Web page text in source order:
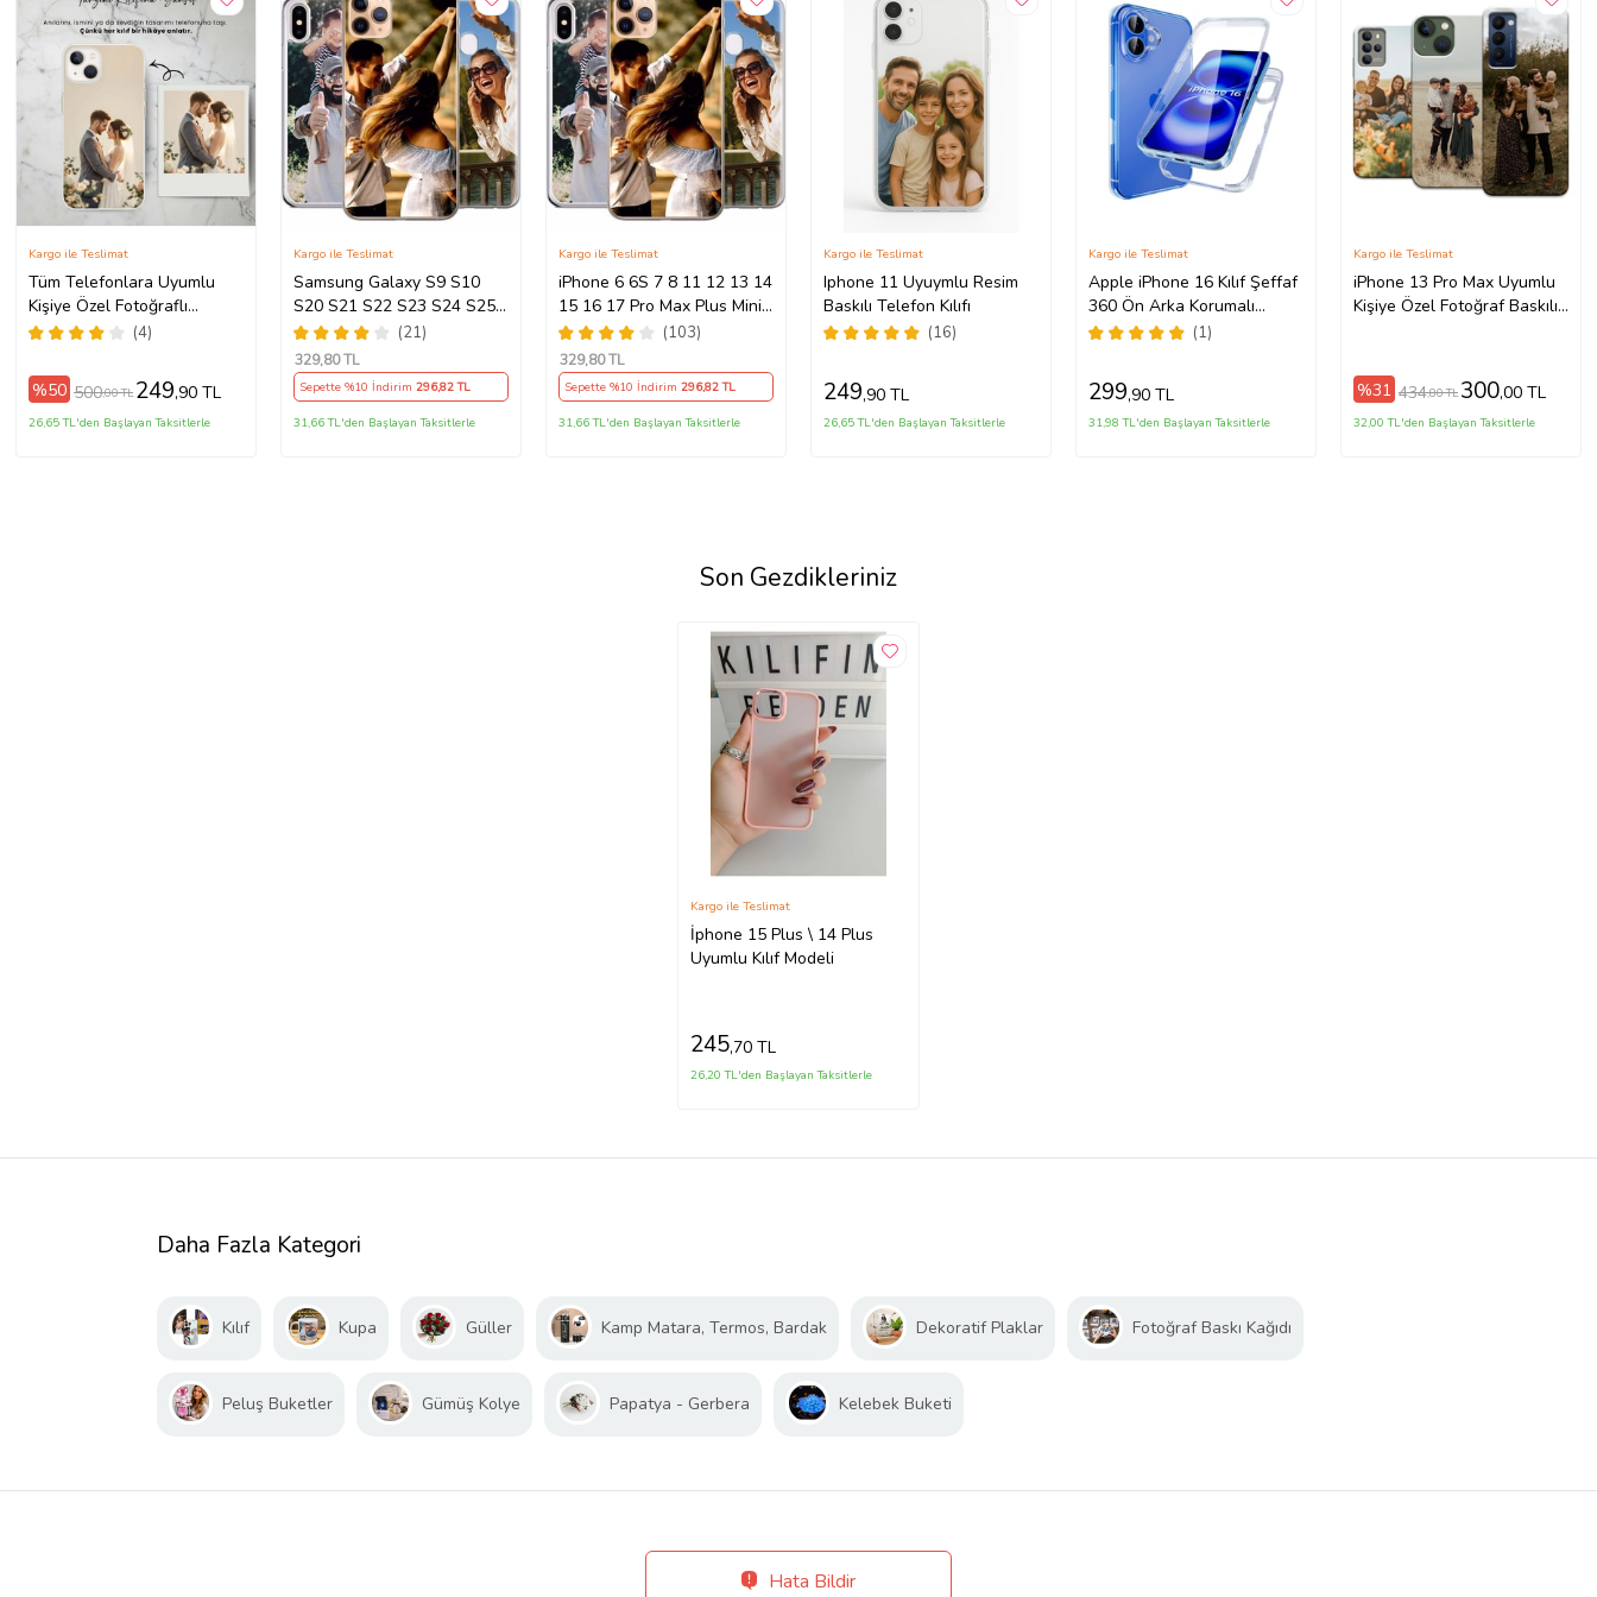
Tüm Telefonlara Uyumlu
Kişiye Özel Fotoğraflı
Telefon Kılıfı Modeller
(4)
Kargo ile Teslimat
%50 500,00 TL 249,90 TL
26,65 TL'den Başlayan Taksitlerle
Samsung Galaxy S9 S10
S20 S21 S22 S23 S24 S25
S26 FE Plus Ultra Kılıf Kişiye
Özel Resimli Fotoğraflı
Silikon
(21)
Kargo ile Teslimat
329,80 TL
Sepette %10 İndirim 296,82 TL
31,66 TL'den Başlayan Taksitlerle
iPhone 6 6S 7 8 11 12 13 14
15 16 17 Pro Max Plus Mini
Kılıf Kişiye Özel Resimli
Fotoğraflı Silikon
(103)
Kargo ile Teslimat
329,80 TL
Sepette %10 İndirim 296,82 TL
31,66 TL'den Başlayan Taksitlerle
Iphone 11 Uyuymlu Resim
Baskılı Telefon Kılıfı
(16)
Kargo ile Teslimat
249,90 TL
26,65 TL'den Başlayan Taksitlerle
Apple iPhone 16 Kılıf Şeffaf
360 Ön Arka Korumalı
Silikon
(1)
Kargo ile Teslimat
299,90 TL
31,98 TL'den Başlayan Taksitlerle
iPhone 13 Pro Max Uyumlu
Kişiye Özel Fotoğraf Baskılı
Kargo ile Teslimat
%31 434,80 TL 300,00 TL
32,00 TL'den Başlayan Taksitlerle
Son Gezdikleriniz
İphone 15 Plus \ 14 Plus
Uyumlu Kılıf Modeli
Kargo ile Teslimat
245,70 TL
26,20 TL'den Başlayan Taksitlerle
Daha Fazla Kategori
Kılıf Kupa Güller Kamp Matara, Termos, Bardak Dekoratif Plaklar Fotoğraf Baskı Kağıdı
Peluş Buketler Gümüş Kolye Papatya - Gerbera Kelebek Buketi
Hata Bildir